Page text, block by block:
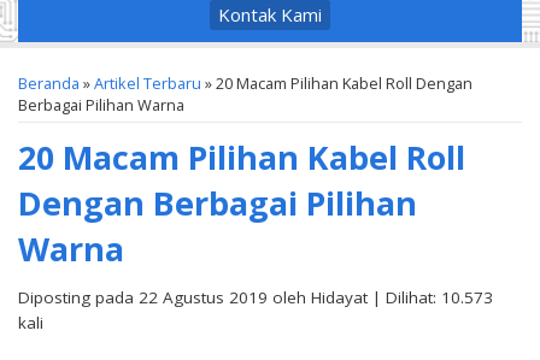
Kontak Kami
Beranda »Artikel Terbaru » 20 Macam Pilihan Kabel Roll Dengan
Berbagai Pilihan Warna
20 Macam Pilihan Kabel Roll
Dengan Berbagai Pilihan
Warna
Diposting pada 22 Agustus 2019 oleh Hidayat | Dilihat: 10.573
kali